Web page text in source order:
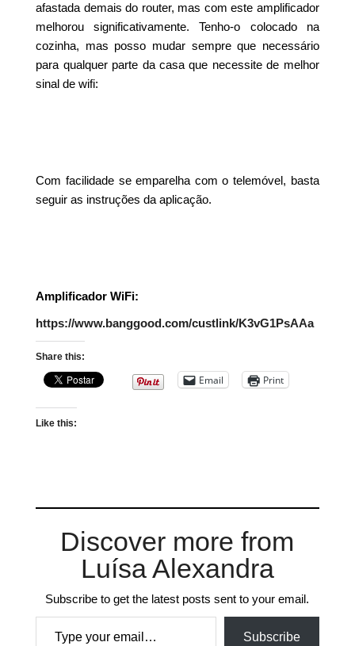
afastada demais do router, mas com este amplificador
melhorou significativamente. Tenho-o colocado na
cozinha, mas posso mudar sempre que necessário
para qualquer parte da casa que necessite de melhor
sinal de wifi:
Com facilidade se emparelha com o telemóvel, basta
seguir as instruções da aplicação.
Amplificador WiFi:
https://www.banggood.com/custlink/K3vG1PsAAa
Share this:
Email Print
Like this:
Discover more from
Luísa Alexandra
Subscribe to get the latest posts sent to your email.
Type your email…
Subscribe